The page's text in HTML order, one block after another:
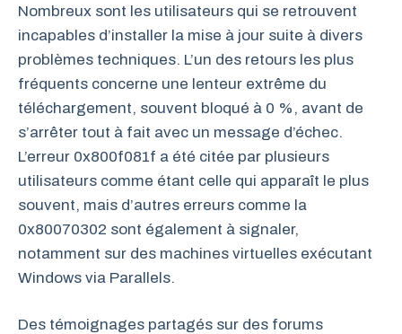
Nombreux sont les utilisateurs qui se retrouvent
incapables d’installer la mise à jour suite à divers
problèmes techniques. L’un des retours les plus
fréquents concerne une lenteur extrême du
téléchargement, souvent bloqué à 0 %, avant de
s’arrêter tout à fait avec un message d’échec.
L’erreur 0x800f081f a été citée par plusieurs
utilisateurs comme étant celle qui apparaît le plus
souvent, mais d’autres erreurs comme la
0x80070302 sont également à signaler,
notamment sur des machines virtuelles exécutant
Windows via Parallels.
Des témoignages partagés sur des forums